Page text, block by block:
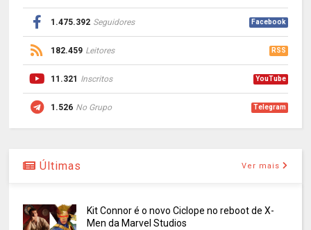
1.475.392 Seguidores Facebook
182.459 Leitores RSS
11.321 Inscritos YouTube
1.526 No Grupo Telegram
Últimas Ver mais
Kit Connor é o novo Ciclope no reboot de X-
Men da Marvel Studios